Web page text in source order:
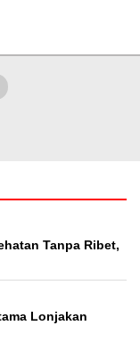
Tanpa Ribet,
Lonjakan